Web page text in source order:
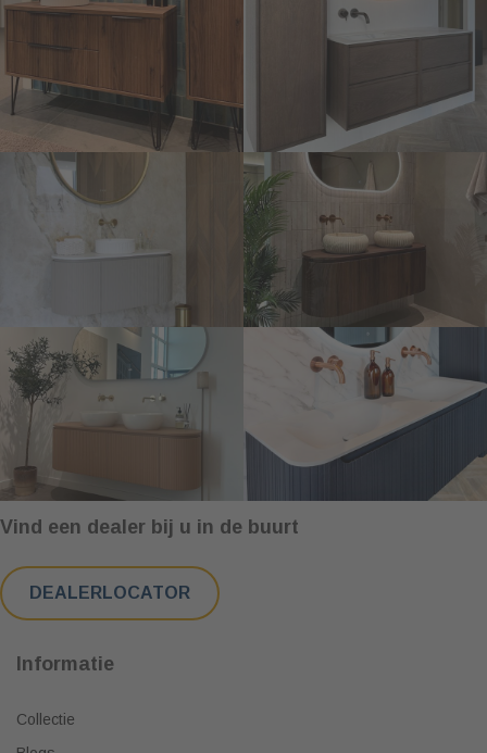
Vind een dealer bij u in de buurt
DEALERLOCATOR
Informatie
Collectie